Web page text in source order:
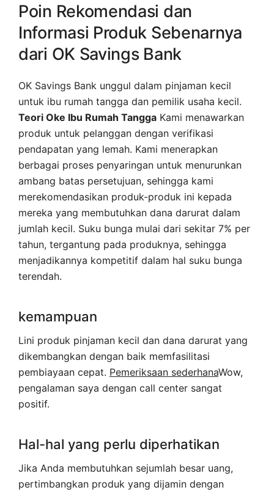
Poin Rekomendasi dan
Informasi Produk Sebenarnya
dari OK Savings Bank
OK Savings Bank unggul dalam pinjaman kecil
untuk ibu rumah tangga dan pemilik usaha kecil.
Teori Oke Ibu Rumah Tangga Kami menawarkan
produk untuk pelanggan dengan verifikasi
pendapatan yang lemah. Kami menerapkan
berbagai proses penyaringan untuk menurunkan
ambang batas persetujuan, sehingga kami
merekomendasikan produk-produk ini kepada
mereka yang membutuhkan dana darurat dalam
jumlah kecil. Suku bunga mulai dari sekitar 7% per
tahun, tergantung pada produknya, sehingga
menjadikannya kompetitif dalam hal suku bunga
terendah.
kemampuan
Lini produk pinjaman kecil dan dana darurat yang
dikembangkan dengan baik memfasilitasi
pembiayaan cepat. Pemeriksaan sederhanaWow,
pengalaman saya dengan call center sangat
positif.
Hal-hal yang perlu diperhatikan
Jika Anda membutuhkan sejumlah besar uang,
pertimbangkan produk yang dijamin dengan